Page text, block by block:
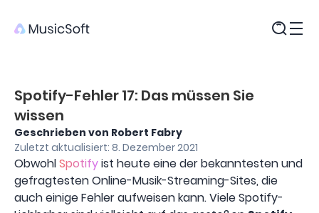
Spotify-Fehler 17: Das müssen Sie
wissen
Geschrieben von Robert Fabry
Zuletzt aktualisiert: 8. Dezember 2021
ObwohlSpotifyist heute eine der bekanntesten und
gefragtesten Online-Musik-Streaming-Sites, die
auch einige Fehler aufweisen kann. Viele Spotify-